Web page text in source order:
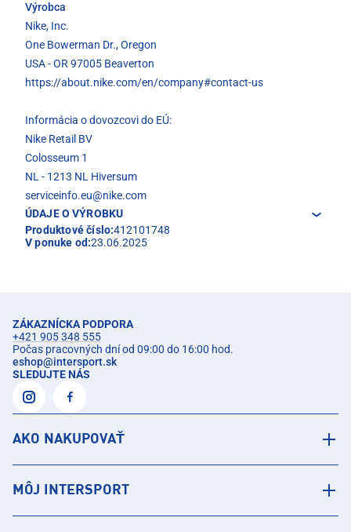
Výrobca
Nike, Inc.
One Bowerman Dr., Oregon
USA - OR 97005 Beaverton
https://about.nike.com/en/company#contact-us
Informácia o dovozcovi do EÚ:
Nike Retail BV
Colosseum 1
NL - 1213 NL Hiversum
serviceinfo.eu@nike.com
ÚDAJE O VÝROBKU
Produktové číslo:412101748
V ponuke od:23.06.2025
ZÁKAZNÍCKA PODPORA
+421 905 348 555
Počas pracovných dní od 09:00 do 16:00 hod.
eshop@intersport.sk
SLEDUJTE NÁS
AKO NAKUPOVAŤ
MÔJ INTERSPORT